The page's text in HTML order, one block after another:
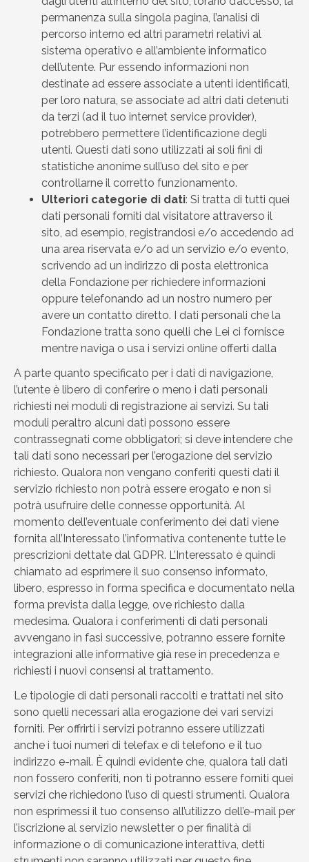
permanenza sulla singola pagina, l’analisi di
percorso interno ed altri parametri relativi al
sistema operativo e all’ambiente informatico
dell’utente. Pur essendo informazioni non
destinate ad essere associate a utenti identificati,
per loro natura, se associate ad altri dati detenuti
da terzi (ad il tuo internet service provider),
potrebbero permettere l’identificazione degli
utenti. Questi dati sono utilizzati ai soli fini di
statistiche anonime sull’uso del sito e per
controllarne il corretto funzionamento.
Ulteriori categorie di dati: Si tratta di tutti quei
dati personali forniti dal visitatore attraverso il
sito, ad esempio, registrandosi e/o accedendo ad
una area riservata e/o ad un servizio e/o evento,
scrivendo ad un indirizzo di posta elettronica
della Fondazione per richiedere informazioni
oppure telefonando ad un nostro numero per
avere un contatto diretto. I dati personali che la
Fondazione tratta sono quelli che Lei ci fornisce
mentre naviga o usa i servizi online offerti dalla
A parte quanto specificato per i dati di navigazione,
l’utente è libero di conferire o meno i dati personali
richiesti nei moduli di registrazione ai servizi. Su tali
moduli peraltro alcuni dati possono essere
contrassegnati come obbligatori; si deve intendere che
tali dati sono necessari per l’erogazione del servizio
richiesto. Qualora non vengano conferiti questi dati il
servizio richiesto non potrà essere erogato e non si
potrà usufruire delle connesse opportunità. Al
momento dell’eventuale conferimento dei dati viene
fornita all’Interessato l’informativa contenente tutte le
prescrizioni dettate dal GDPR. L’Interessato è quindi
chiamato ad esprimere il suo consenso informato,
libero, espresso in forma specifica e documentato nella
forma prevista dalla legge, ove richiesto dalla
medesima. Qualora i conferimenti di dati personali
avvengano in fasi successive, potranno essere fornite
integrazioni alle informative già rese in precedenza e
richiesti i nuovi consensi al trattamento.
Le tipologie di dati personali raccolti e trattati nel sito
sono quelli necessari alla erogazione dei vari servizi
forniti. Per offrirti i servizi potranno essere utilizzati
anche i tuoi numeri di telefax e di telefono e il tuo
indirizzo e-mail. È quindi evidente che, qualora tali dati
non fossero conferiti, non ti potranno essere forniti quei
servizi che richiedono l’uso di questi strumenti. Qualora
non esprimessi il tuo consenso all’utilizzo dell’e-mail per
l’iscrizione al servizio newsletter o per finalità di
informazione o di comunicazione interattiva, detti